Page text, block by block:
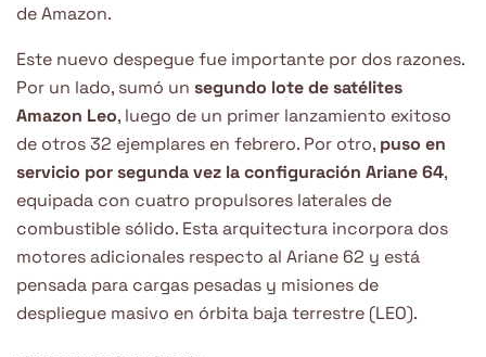
de Amazon.
Este nuevo despegue fue importante por dos razones.
Por un lado, sumó un segundo lote de satélites
Amazon Leo, luego de un primer lanzamiento exitoso
de otros 32 ejemplares en febrero. Por otro, puso en
servicio por segunda vez la configuración Ariane 64,
equipada con cuatro propulsores laterales de
combustible sólido. Esta arquitectura incorpora dos
motores adicionales respecto al Ariane 62 y está
pensada para cargas pesadas y misiones de
despliegue masivo en órbita baja terrestre (LEO).